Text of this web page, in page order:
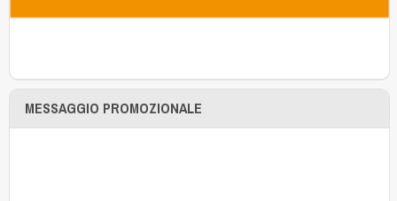
MESSAGGIO PROMOZIONALE